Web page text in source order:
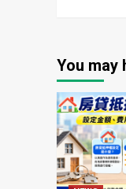
You may